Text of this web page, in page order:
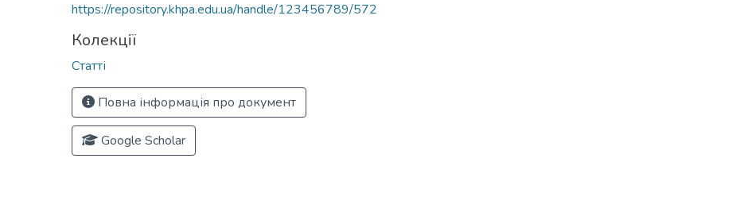
https://repository.khpa.edu.ua/handle/123456789/572
Колекції
Статті
Повна інформація про документ
Google Scholar